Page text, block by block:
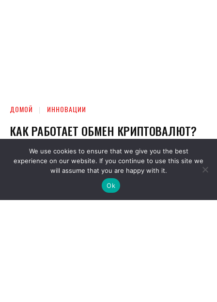
We use cookies to ensure that we give you the best
experience on our website. If you continue to use this site we
will assume that you are happy with it.
Ok